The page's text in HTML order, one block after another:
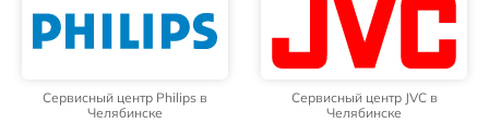
Сервисный центр Philips в
Челябинске
Сервисный центр JVC в
Челябинске